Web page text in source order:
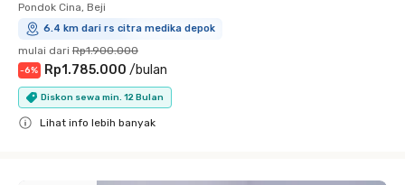
Pondok Cina, Beji
6.4 km dari rs citra medika depok
mulai dari Rp1.900.000
-6% Rp1.785.000 /bulan
Diskon sewa min. 12 Bulan
Lihat info lebih banyak